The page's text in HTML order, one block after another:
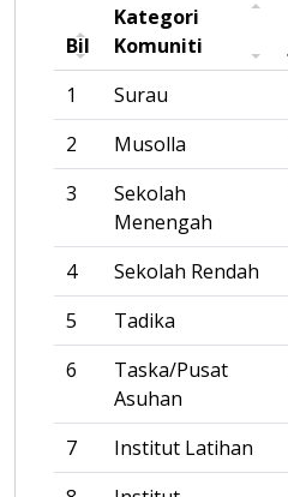
Bil
Kategori
Komuniti
1
Surau
2
Musolla
3
Sekolah
Menengah
4 Sekolah Rendah
5
Tadika
6
Taska/Pusat
Asuhan
7 Institut Latihan